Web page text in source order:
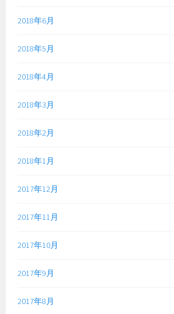
2018年6月
2018年5月
2018年4月
2018年3月
2018年2月
2018年1月
2017年12月
2017年11月
2017年10月
2017年9月
2017年8月